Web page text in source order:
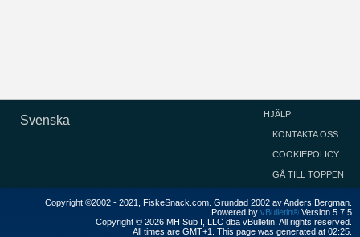
Svenska HJÄLP
KONTAKTA OSS
COOKIEPOLICY
GÅ TILL TOPPEN
Copyright ©2002 - 2021, FiskeSnack.com. Grundad 2002 av Anders Bergman.
Powered by vBulletin® Version 5.7.5
Copyright © 2026 MH Sub I, LLC dba vBulletin. All rights reserved.
All times are GMT+1. This page was generated at 02:25.